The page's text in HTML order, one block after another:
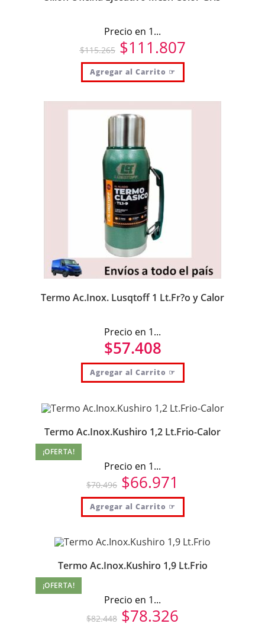
Precio en 1...
$115.265 $111.807
Agregar al Carrito ☞
Termo Ac.Inox. Lusqtoff 1 Lt.Fr?o y Calor
Precio en 1...
$57.408
Agregar al Carrito ☞
¡OFERTA!
Termo Ac.Inox.Kushiro 1,2 Lt.Frio-Calor
Precio en 1...
$70.496 $66.971
Agregar al Carrito ☞
¡OFERTA!
Termo Ac.Inox.Kushiro 1,9 Lt.Frio
Precio en 1...
$82.448 $78.326